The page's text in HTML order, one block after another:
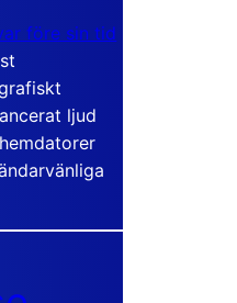
före sin tid
ljud